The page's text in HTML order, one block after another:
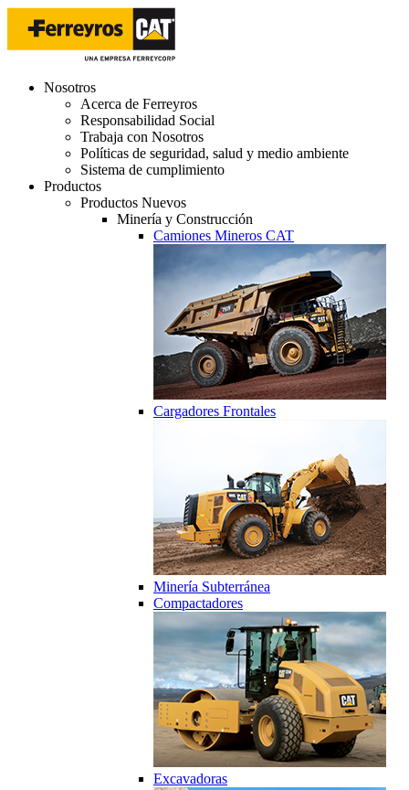
Nosotros
Acerca de Ferreyros
Responsabilidad Social
Trabaja con Nosotros
Políticas de seguridad, salud y medio ambiente
Sistema de cumplimiento
Productos
Productos Nuevos
Minería y Construcción
Camiones Mineros CAT
Cargadores Frontales
Minería Subterránea
Compactadores
Excavadoras